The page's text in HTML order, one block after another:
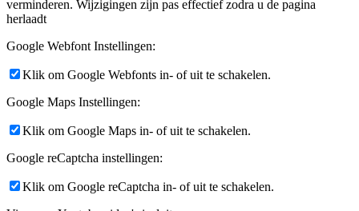
verminderen. Wijzigingen zijn pas effectief zodra u de pagina
herlaadt
Google Webfont Instellingen:
Klik om Google Webfonts in- of uit te schakelen.
Google Maps Instellingen:
Klik om Google Maps in- of uit te schakelen.
Google reCaptcha instellingen:
Klik om Google reCaptcha in- of uit te schakelen.